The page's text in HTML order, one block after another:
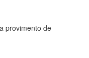
provimento de